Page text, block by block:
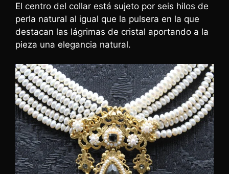
El centro del collar está sujeto por seis hilos de
perla natural al igual que la pulsera en la que
destacan las lágrimas de cristal aportando a la
pieza una elegancia natural.